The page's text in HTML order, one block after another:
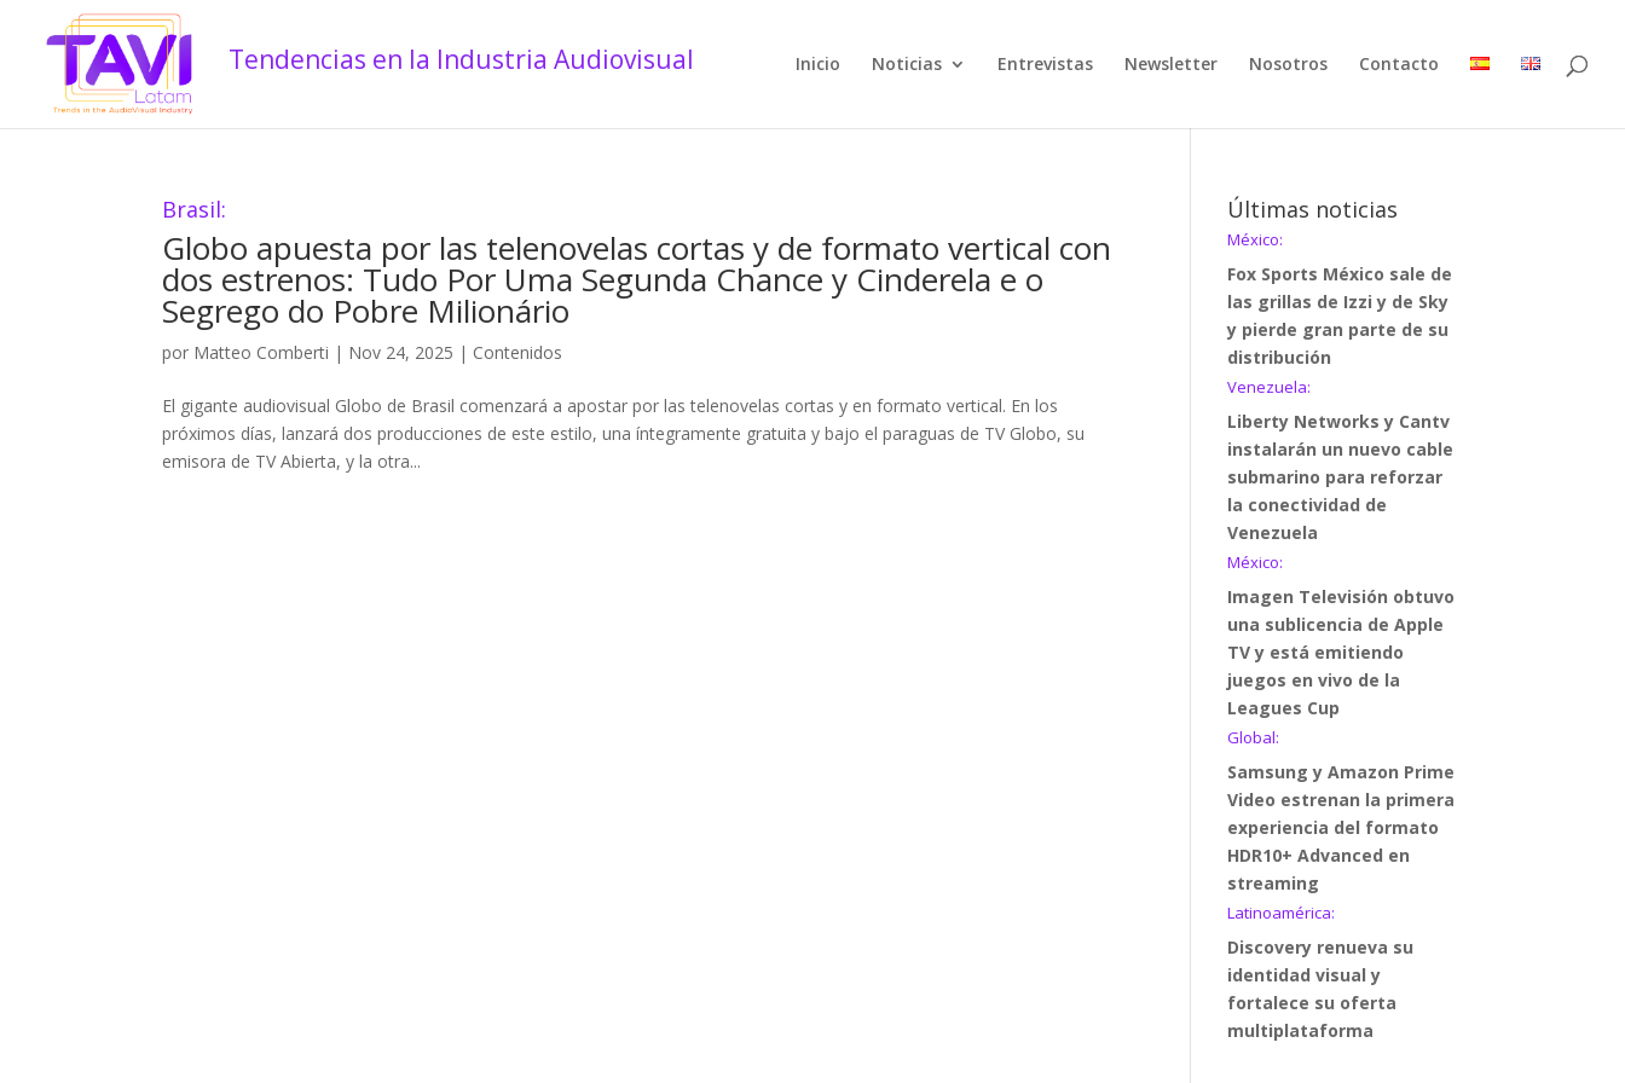
Inicio Noticias Entrevistas Newsletter Nosotros Contacto
Brasil:
Globo apuesta por las telenovelas cortas y de formato vertical con
dos estrenos: Tudo Por Uma Segunda Chance y Cinderela e o
Segrego do Pobre Milionário
por Matteo Comberti | Nov 24, 2025 | Contenidos
El gigante audiovisual Globo de Brasil comenzará a apostar por las telenovelas cortas y en formato vertical. En los
próximos días, lanzará dos producciones de este estilo, una íntegramente gratuita y bajo el paraguas de TV Globo, su
emisora de TV Abierta, y la otra...
Últimas noticias
México:
Fox Sports México sale de
las grillas de Izzi y de Sky
y pierde gran parte de su
distribución
Venezuela:
Liberty Networks y Cantv
instalarán un nuevo cable
submarino para reforzar
la conectividad de
Venezuela
México:
Imagen Televisión obtuvo
una sublicencia de Apple
TV y está emitiendo
juegos en vivo de la
Leagues Cup
Global:
Samsung y Amazon Prime
Video estrenan la primera
experiencia del formato
HDR10+ Advanced en
streaming
Latinoamérica:
Discovery renueva su
identidad visual y
fortalece su oferta
multiplataforma